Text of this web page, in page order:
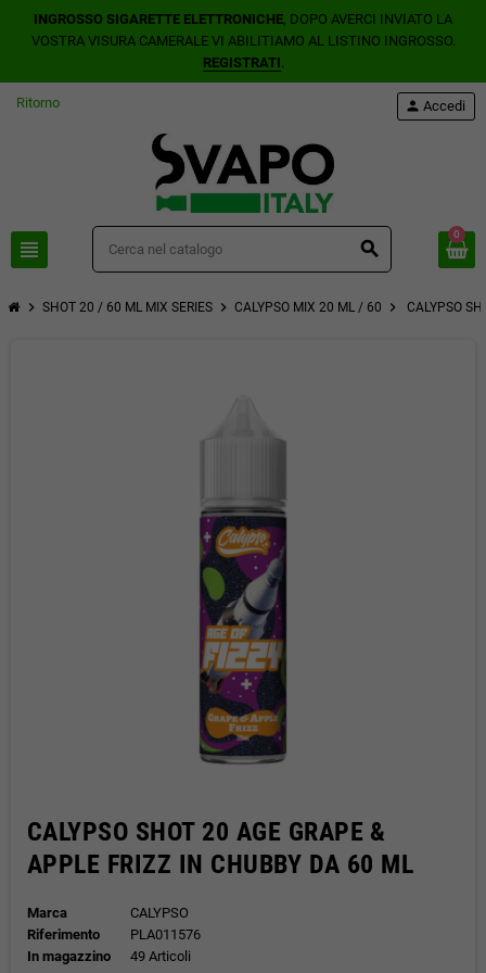
INGROSSO SIGARETTE ELETTRONICHE, DOPO AVERCI INVIATO LA
VOSTRA VISURA CAMERALE VI ABILITIAMO AL LISTINO INGROSSO.
REGISTRATI.
Ritorno
view_headline search
person Accedi
0
chevron_right SHOT 20 / 60 ML MIX SERIES chevron_right CALYPSO MIX 20 ML / 60 chevron_right CALYPSO
CALYPSO SHOT 20 AGE GRAPE &
APPLE FRIZZ IN CHUBBY DA 60 ML
Marca
CALYPSO
Riferimento
PLA011576
In magazzino
49 Articoli